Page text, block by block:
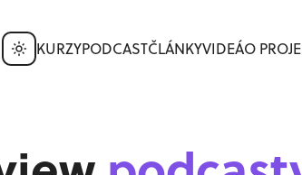
KURZYPODCASTČLÁNKYVIDEÁO